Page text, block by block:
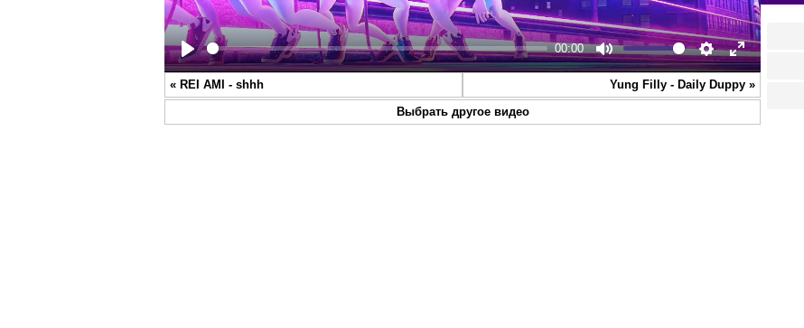
Play
00:00
Mute Settings
Enter
fullscreen
« REI AMI - shhh Yung Filly - Daily Duppy »
Выбрать другое видео